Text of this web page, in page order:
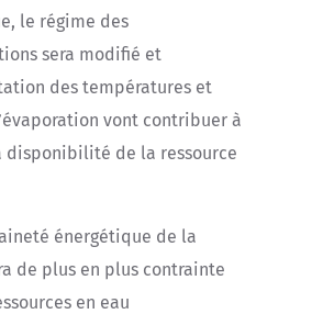
le régime des
sera modifié et
des températures et
vont contribuer à
disponibilité de la ressource
énergétique de la
de plus en plus contrainte
en eau